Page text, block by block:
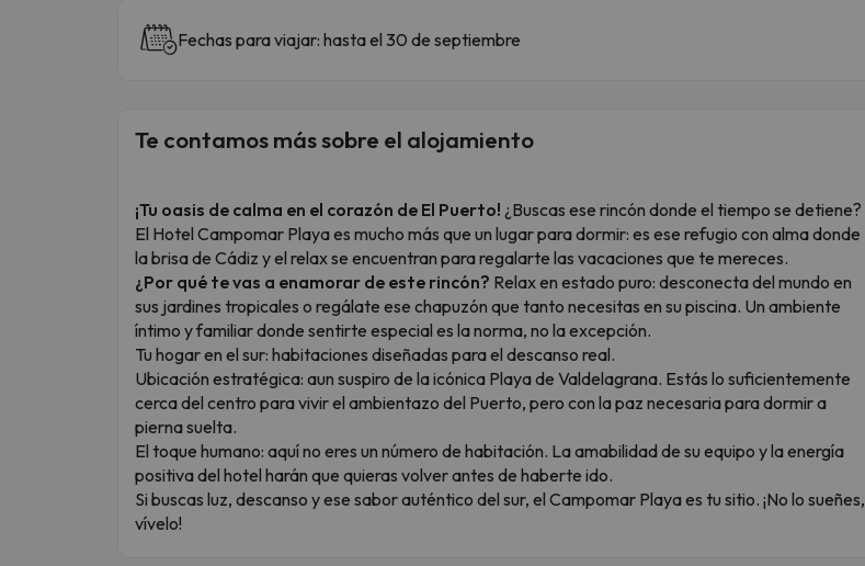
Fechas para viajar: hasta el 30 de septiembre
Te contamos más sobre el alojamiento
¡Tu oasis de calma en el corazón de El Puerto! ¿Buscas ese rincón donde el tiempo se detiene?
El Hotel Campomar Playa es mucho más que un lugar para dormir: es ese refugio con alma donde
la brisa de Cádiz y el relax se encuentran para regalarte las vacaciones que te mereces.
¿Por qué te vas a enamorar de este rincón? Relax en estado puro: desconecta del mundo en
sus jardines tropicales o regálate ese chapuzón que tanto necesitas en su piscina. Un ambiente
íntimo y familiar donde sentirte especial es la norma, no la excepción.
Tu hogar en el sur: habitaciones diseñadas para el descanso real.
Ubicación estratégica: aun suspiro de la icónica Playa de Valdelagrana. Estás lo suficientemente
cerca del centro para vivir el ambientazo del Puerto, pero con la paz necesaria para dormir a
pierna suelta.
El toque humano: aquí no eres un número de habitación. La amabilidad de su equipo y la energía
positiva del hotel harán que quieras volver antes de haberte ido.
Si buscas luz, descanso y ese sabor auténtico del sur, el Campomar Playa es tu sitio. ¡No lo sueñes,
vívelo!